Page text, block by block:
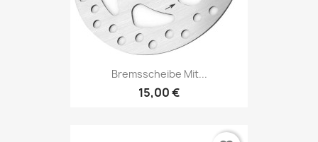
Bremsscheibe Mit...
15,00 €